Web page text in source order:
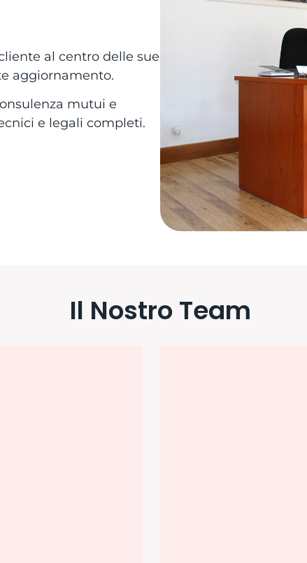
al centro delle sue
aggiornamento.
mutui e
e legali completi.
Il Nostro Team